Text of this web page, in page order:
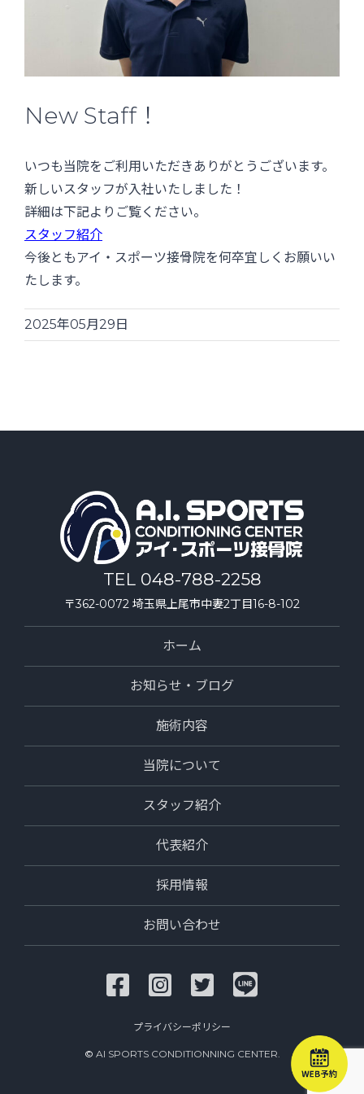
New Staff！
いつも当院をご利用いただきありがとうございます。
新しいスタッフが入社いたしました！
詳細は下記よりご覧ください。
スタッフ紹介
今後ともアイ・スポーツ接骨院を何卒宜しくお願いい
たします。
2025年05月29日
TEL 048-788-2258
〒362-0072 埼玉県上尾市中妻2丁目16-8-102
ホーム
お知らせ・ブログ
施術内容
当院について
スタッフ紹介
代表紹介
採用情報
お問い合わせ
プライバシーポリシー
© AI SPORTS CONDITIONNING CENTER.